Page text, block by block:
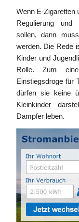
Wenn E-Zigaretten
Regulierung und
sollen, dann
werden. Die Rede
Kinder und
Rolle. Zum
Einstiegsdroge für
dürfen sie keine
Kleinkinder
Dampfer leben.